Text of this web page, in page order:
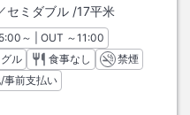
セミダブル /17平米
ェックイン
～ | OUT チェックアウト
～11:00
ル
食事なし
禁煙
事前支払い